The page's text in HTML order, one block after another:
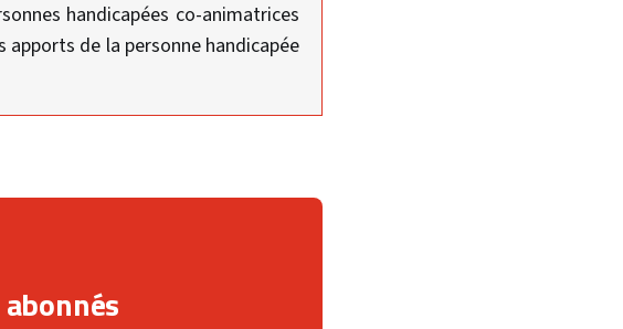
handicapées co-animatrices
de la personne handicapée